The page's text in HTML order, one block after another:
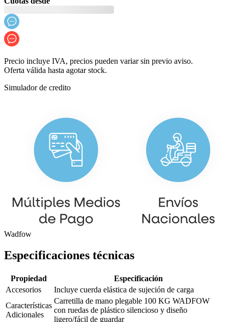
Precio incluye IVA, precios pueden variar sin previo aviso.
Oferta válida hasta agotar stock.
Simulador de credito
Wadfow
Especificaciones técnicas
Propiedad
Especificación
Accesorios
Incluye cuerda elástica de sujeción de carga
Características
Adicionales
Carretilla de mano plegable 100 KG WADFOW
con ruedas de plástico silencioso y diseño
ligero/fácil de guardar